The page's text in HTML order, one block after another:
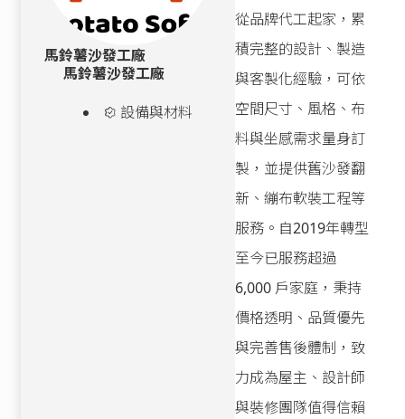
馬鈴薯沙發工廠
馬鈴薯沙發工廠
設備與材料
從品牌代工起家，累
積完整的設計、製造
與客製化經驗，可依
空間尺寸、風格、布
料與坐感需求量身訂
製，並提供舊沙發翻
新、繃布軟裝工程等
服務。自2019年轉型
至今已服務超過
6,000 戶家庭，秉持
價格透明、品質優先
與完善售後體制，致
力成為屋主、設計師
與裝修團隊值得信賴